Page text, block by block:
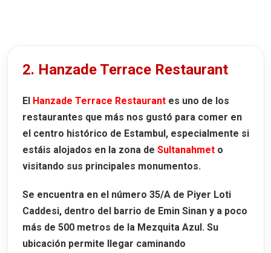
2. Hanzade Terrace Restaurant
El Hanzade Terrace Restaurant es uno de los
restaurantes que más nos gustó para comer en
el centro histórico de Estambul, especialmente si
estáis alojados en la zona de Sultanahmet o
visitando sus principales monumentos.
Se encuentra en el número 35/A de Piyer Loti
Caddesi, dentro del barrio de Emin Sinan y a poco
más de 500 metros de la Mezquita Azul. Su
ubicación permite llegar caminando